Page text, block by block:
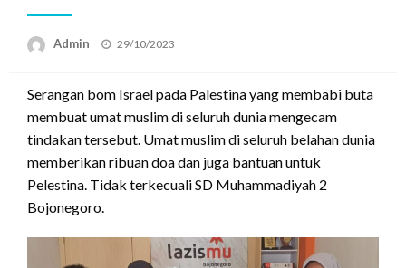
Admin
Posted
29/10/2023
Serangan bom Israel pada Palestina yang membabi buta
membuat umat muslim di seluruh dunia mengecam
tindakan tersebut. Umat muslim di seluruh belahan dunia
memberikan ribuan doa dan juga bantuan untuk
Pelestina. Tidak terkecuali SD Muhammadiyah 2
Bojonegoro.